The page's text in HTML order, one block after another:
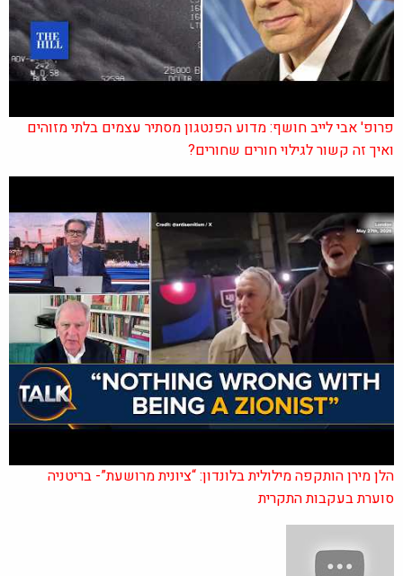
פרופ' אבי לייב חושף: מדוע הפנטגון מסתיר עצמים בלתי מזוהים
ואיך זה קשור לגילוי חורים שחורים?
הלן מירן הותקפה מילולית בלונדון: “ציונית מרושעת”- בריטניה
סוערת בעקבות התקרית